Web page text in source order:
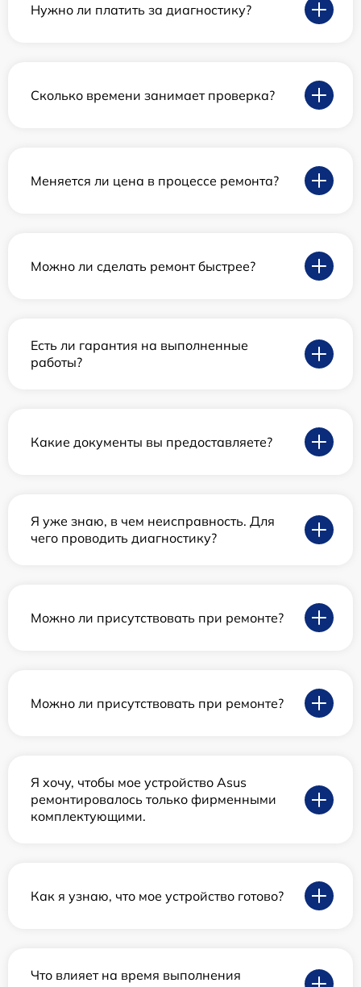
Нужно ли платить за диагностику?
Сколько времени занимает проверка?
Меняется ли цена в процессе ремонта?
Можно ли сделать ремонт быстрее?
Есть ли гарантия на выполненные
работы?
Какие документы вы предоставляете?
Я уже знаю, в чем неисправность. Для
чего проводить диагностику?
Можно ли присутствовать при ремонте?
Можно ли присутствовать при ремонте?
Я хочу, чтобы мое устройство Asus
ремонтировалось только фирменными
комплектующими.
Как я узнаю, что мое устройство готово?
Что влияет на время выполнения